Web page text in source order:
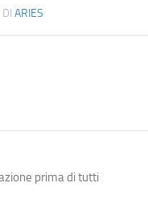
DI ARIES
prima di tutti